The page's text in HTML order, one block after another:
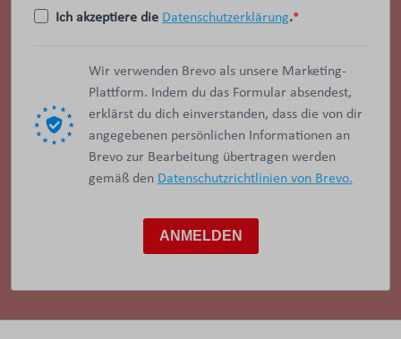
Ich akzeptiere die Datenschutzerklärung.
Wir verwenden Brevo als unsere Marketing-
Plattform. Indem du das Formular absendest,
erklärst du dich einverstanden, dass die von dir
angegebenen persönlichen Informationen an
Brevo zur Bearbeitung übertragen werden
gemäß den Datenschutzrichtlinien von Brevo.
ANMELDEN